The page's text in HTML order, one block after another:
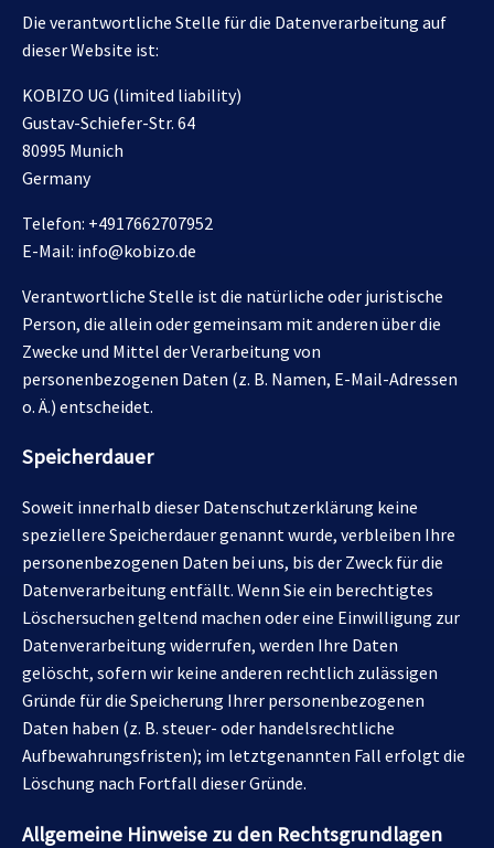
Die verantwortliche Stelle für die Datenverarbeitung auf
dieser Website ist:
KOBIZO UG (limited liability)
Gustav-Schiefer-Str. 64
80995 Munich
Germany
Telefon: +4917662707952
E-Mail: info@kobizo.de
Verantwortliche Stelle ist die natürliche oder juristische
Person, die allein oder gemeinsam mit anderen über die
Zwecke und Mittel der Verarbeitung von
personenbezogenen Daten (z. B. Namen, E-Mail-Adressen
o. Ä.) entscheidet.
Speicherdauer
Soweit innerhalb dieser Datenschutzerklärung keine
speziellere Speicherdauer genannt wurde, verbleiben Ihre
personenbezogenen Daten bei uns, bis der Zweck für die
Datenverarbeitung entfällt. Wenn Sie ein berechtigtes
Löschersuchen geltend machen oder eine Einwilligung zur
Datenverarbeitung widerrufen, werden Ihre Daten
gelöscht, sofern wir keine anderen rechtlich zulässigen
Gründe für die Speicherung Ihrer personenbezogenen
Daten haben (z. B. steuer- oder handelsrechtliche
Aufbewahrungsfristen); im letztgenannten Fall erfolgt die
Löschung nach Fortfall dieser Gründe.
Allgemeine Hinweise zu den Rechtsgrundlagen